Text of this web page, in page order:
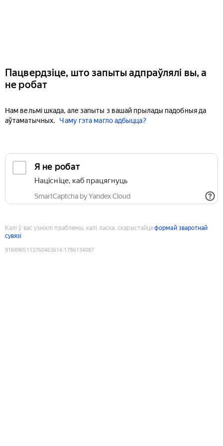
Пацвердзіце, што запыты адпраўлялі вы, а
не робат
Нам вельмі шкада, але запыты з вашай прылады падобныя да
аўтаматычных.
Чаму гэта магло адбыцца?
Я не робат
Націсніце, каб працягнуць
SmartCaptcha by Yandex Cloud
Калі ў вас узніклі праблемы, калі ласка, скарыстайцеформай зваротнай
сувязі
9184965113760463614:1786134087